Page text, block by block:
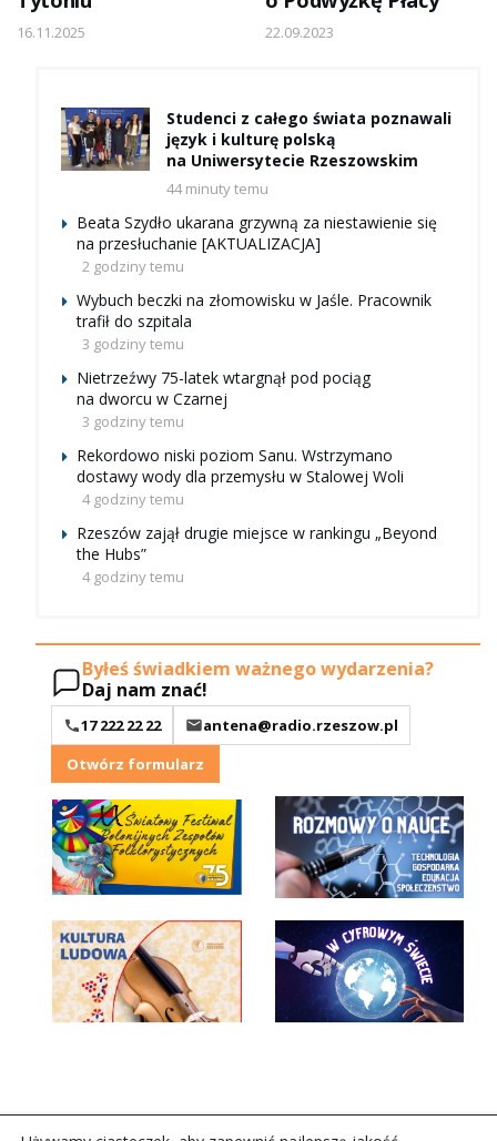
16.11.2025 22.09.2023
Studenci z całego świata poznawali
język i kulturę polską
na Uniwersytecie Rzeszowskim
44 minuty temu
Beata Szydło ukarana grzywną za niestawienie się
na przesłuchanie [AKTUALIZACJA]
2 godziny temu
Wybuch beczki na złomowisku w Jaśle. Pracownik
trafił do szpitala
3 godziny temu
Nietrzeźwy 75-latek wtargnął pod pociąg
na dworcu w Czarnej
3 godziny temu
Rekordowo niski poziom Sanu. Wstrzymano
dostawy wody dla przemysłu w Stalowej Woli
4 godziny temu
Rzeszów zajął drugie miejsce w rankingu „Beyond
the Hubs”
4 godziny temu
Byłeś świadkiem ważnego wydarzenia?
Daj nam znać!
17 222 22 22
antena@radio.rzeszow.pl
Otwórz formularz